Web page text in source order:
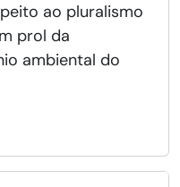
ao pluralismo
prol da
ambiental do